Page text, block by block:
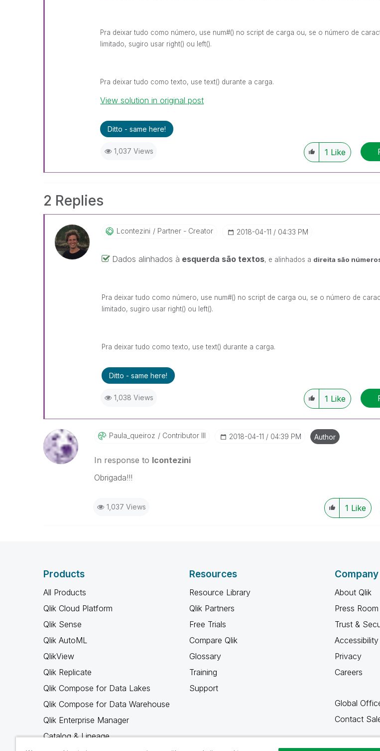
Pra deixar tudo como número, use num#() no script de carga ou, se o número de
limitado, sugiro usar right() ou left().
Pra deixar tudo como texto, use text() durante a carga.
View solution in original post
Ditto - same here!
1,037 Views 1 Like
2 Replies
Lcontezini Partner - Creator ‎2018-04-11 04:33 PM
Dados alinhados à esquerda são textos, e alinhados a direita são
Pra deixar tudo como número, use num#() no script de carga ou, se o número de
limitado, sugiro usar right() ou left().
Pra deixar tudo como texto, use text() durante a carga.
Ditto - same here!
1,038 Views 1 Like
Paula_queiroz Contributor III ‎2018-04-11 04:39 PM Author
In response to lcontezini
Obrigada!!!
1,037 Views 1 Like
Products
All Products
Qlik Cloud Platform
Qlik Sense
Qlik AutoML
QlikView
Qlik Replicate
Qlik Compose for Data Lakes
Qlik Compose for Data Warehouse
Qlik Enterprise Manager
Catalog & Lineage
Resources
Resource Library
Qlik Partners
Free Trials
Compare Qlik
Glossary
Training
Support
Company
About Qlik
Press Room
Trust &
Accessibility
Privacy
Careers
Global
Contact